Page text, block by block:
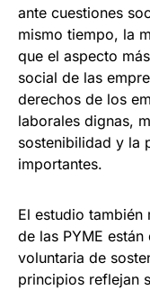
ante cuestiones
mismo tiempo, la
que el aspecto
social de las
derechos de los
laborales dignas,
sostenibilidad y la
importantes.
El estudio
de las PYME
voluntaria de
principios reflejan